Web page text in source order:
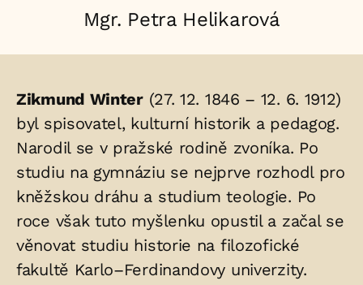
Mgr. Petra Helikarová
Životopis
osoby/osob
uložených
v
hrobu:
Zikmund Winter(27. 12. 1846 – 12. 6. 1912)
byl spisovatel, kulturní historik a pedagog.
Narodil se v pražské rodině zvoníka. Po
studiu na gymnáziu se nejprve rozhodl pro
kněžskou dráhu a studium teologie. Po
roce však tuto myšlenku opustil a začal se
věnovat studiu historie na filozofické
fakultě Karlo–Ferdinandovy univerzity.